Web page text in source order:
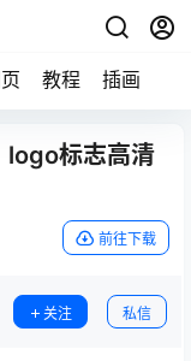
教程 插画
logo标志高清
前往下载
关注 私信